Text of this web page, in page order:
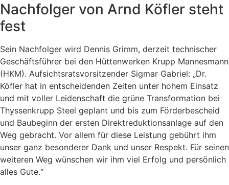
Nachfolger von Arnd Köfler steht
fest
Sein Nachfolger wird Dennis Grimm, derzeit technischer
Geschäftsführer bei den Hüttenwerken Krupp Mannesmann
(HKM). Aufsichtsratsvorsitzender Sigmar Gabriel: „Dr.
Köfler hat in entscheidenden Zeiten unter hohem Einsatz
und mit voller Leidenschaft die grüne Transformation bei
Thyssenkrupp Steel geplant und bis zum Förderbescheid
und Baubeginn der ersten Direktreduktionsanlage auf den
Weg gebracht. Vor allem für diese Leistung gebührt ihm
unser ganz besonderer Dank und unser Respekt. Für seinen
weiteren Weg wünschen wir ihm viel Erfolg und persönlich
alles Gute.“